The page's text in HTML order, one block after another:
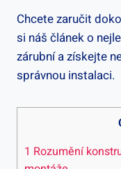
Chcete zaručit
si náš článek o
zárubní a získejte
správnou instalaci.
1 Rozumění